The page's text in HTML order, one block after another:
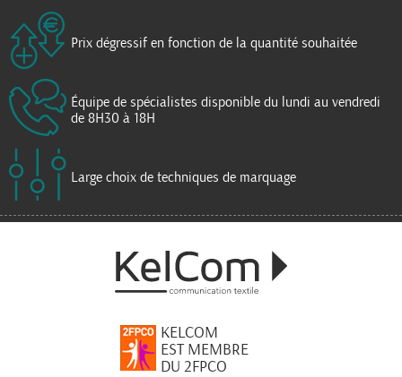
Prix dégressif en fonction de la quantité souhaitée
Équipe de spécialistes disponible du lundi au vendredi
de 8H30 à 18H
Large choix de techniques de marquage
KELCOM
EST MEMBRE
DU 2FPCO